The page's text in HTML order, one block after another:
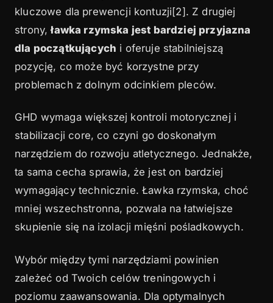
kluczowe dla prewencji kontuzji[2]. Z drugiej
strony,ławka rzymska jest bardziej przyjazna
dla początkujących i oferuje stabilniejszą
pozycję, co może być korzystne przy
problemach z dolnym odcinkiem pleców.
GHD wymaga większej kontroli motorycznej i
stabilizacji core, co czyni go doskonałym
narzędziem do rozwoju atletycznego. Jednakże,
ta sama cecha sprawia, że jest on bardziej
wymagający technicznie. Ławka rzymska, choć
mniej wszechstronna, pozwala na łatwiejsze
skupienie się na izolacji mięśni pośladkowych.
Wybór między tymi narzędziami powinien
zależeć od Twoich celów treningowych i
poziomu zaawansowania. Dla optymalnych